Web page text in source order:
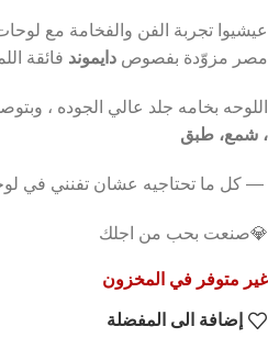
عيشيوا تجربة الفن والفخامة مع
مصر مزوّدة بفصوص دايموند فائقة
اللوحه بخامه جلد عالي الجوده ،
، شمع، طبق
— كل ما تحتاجيه عشان تفنني في
💎صنعت بحب من اجلك
غير متوفر في المخزون
إضافة الى المفضلة